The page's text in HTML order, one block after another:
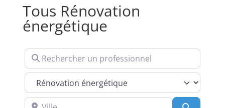
Tous Rénovation
énergétique
Rechercher un professionnel
Services
Ville